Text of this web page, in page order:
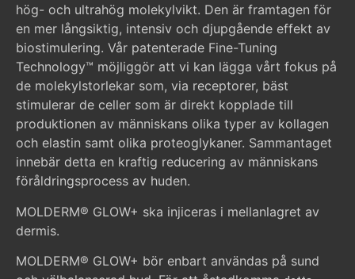
hög- och ultrahög molekylvikt. Den är framtagen för
en mer långsiktig, intensiv och djupgående effekt av
biostimulering. Vår patenterade Fine-Tuning
Technology™ möjliggör att vi kan lägga vårt fokus på
de molekylstorlekar som, via receptorer, bäst
stimulerar de celler som är direkt kopplade till
produktionen av människans olika typer av kollagen
och elastin samt olika proteoglykaner. Sammantaget
innebär detta en kraftig reducering av människans
föråldringsprocess av huden.
MOLDERM® GLOW+ ska injiceras i mellanlagret av
dermis.
MOLDERM® GLOW+ bör enbart användas på sund